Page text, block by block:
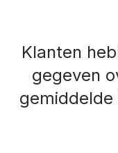
Klanten
gegeven
gemiddelde